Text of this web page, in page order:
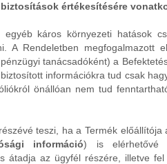
értékesítésére
káros környezeti hatások
Rendeletben megfogalmazott
tanácsadóként) a
információkra tud csak
önállóan nem tud
teszi, ha a Termék
információ) is elérhetővé
átadja az ügyfél részére, illetve